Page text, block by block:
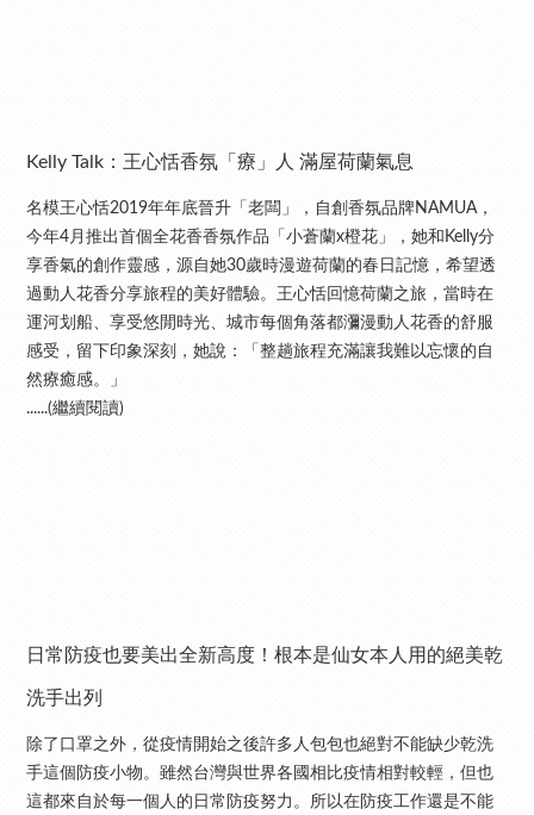
Kelly Talk：王心恬香氛「療」人 滿屋荷蘭氣息
名模王心恬2019年年底晉升「老闆」，自創香氛品牌NAMUA，
今年4月推出首個全花香香氛作品「小蒼蘭x橙花」，她和Kelly分
享香氣的創作靈感，源自她30歲時漫遊荷蘭的春日記憶，希望透
過動人花香分享旅程的美好體驗。王心恬回憶荷蘭之旅，當時在
運河划船、享受悠閒時光、城市每個角落都瀰漫動人花香的舒服
感受，留下印象深刻，她說：「整趟旅程充滿讓我難以忘懷的自
然療癒感。」
......(繼續閱讀)
日常防疫也要美出全新高度！根本是仙女本人用的絕美乾
洗手出列
除了口罩之外，從疫情開始之後許多人包包也絕對不能缺少乾洗
手這個防疫小物。雖然台灣與世界各國相比疫情相對較輕，但也
這都來自於每一個人的日常防疫努力。所以在防疫工作還是不能